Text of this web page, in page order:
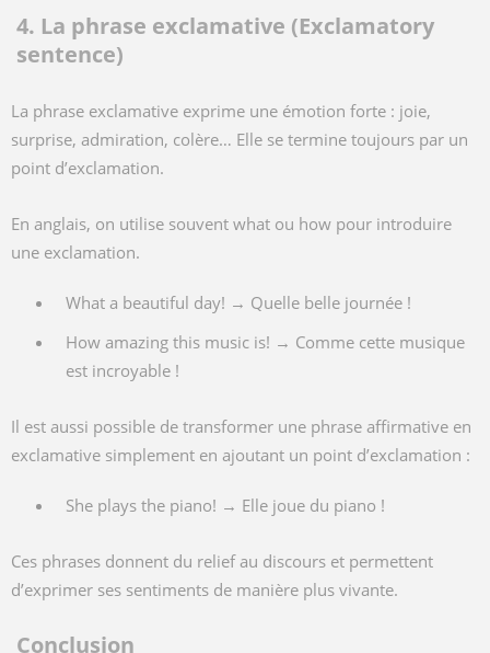
4. La phrase exclamative (Exclamatory
sentence)
La phrase exclamative exprime une émotion forte : joie,
surprise, admiration, colère… Elle se termine toujours par un
point d’exclamation.
En anglais, on utilise souvent what ou how pour introduire
une exclamation.
What a beautiful day! → Quelle belle journée !
How amazing this music is! → Comme cette musique
est incroyable !
Il est aussi possible de transformer une phrase affirmative en
exclamative simplement en ajoutant un point d’exclamation :
She plays the piano! → Elle joue du piano !
Ces phrases donnent du relief au discours et permettent
d’exprimer ses sentiments de manière plus vivante.
Conclusion